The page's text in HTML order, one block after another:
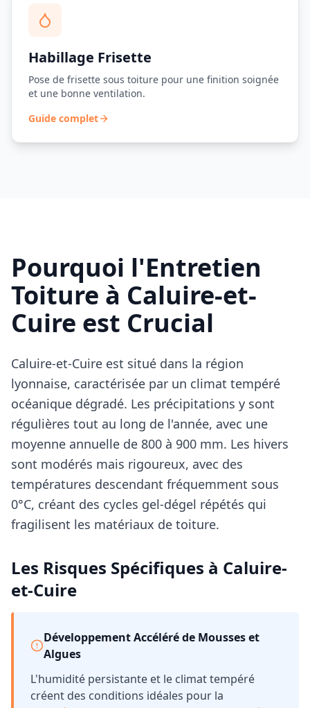
Habillage Frisette
Pose de frisette sous toiture pour une finition soignée
et une bonne ventilation.
Guide complet
Pourquoi l'Entretien
Toiture à Caluire-et-
Cuire est Crucial
Caluire-et-Cuire est situé dans la région
lyonnaise, caractérisée par un climat tempéré
océanique dégradé. Les précipitations y sont
régulières tout au long de l'année, avec une
moyenne annuelle de 800 à 900 mm. Les hivers
sont modérés mais rigoureux, avec des
températures descendant fréquemment sous
0°C, créant des cycles gel-dégel répétés qui
fragilisent les matériaux de toiture.
Les Risques Spécifiques à Caluire-
et-Cuire
Développement Accéléré de Mousses et
Algues
L'humidité persistante et le climat tempéré
créent des conditions idéales pour la